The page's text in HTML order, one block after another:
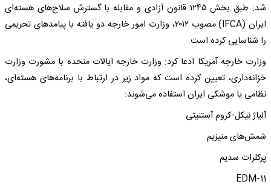
شد: طبق بخش ۱۲۴۵ قانون آزادی و مقابله با گسترش سلاح‌های هسته‌ای
ایران (IFCA) مصوب ۲۰۱۲، وزارت امور خارجه دو یافته با پیامدهای تحریمی
را شناسایی کرده است.
وزارت خارجه آمریکا ادعا کرد: وزارت خارجه ایالات متحده با مشورت وزارت
خزانه‌داری، تعیین کرده است که مواد زیر در ارتباط با برنامه‌های هسته‌ای،
نظامی یا موشکی ایران استفاده می‌شوند:
آلیاژ نیکل-کروم آستنیتی
شمش‌های منیزیم
پرکلرات سدیم
EDM-11